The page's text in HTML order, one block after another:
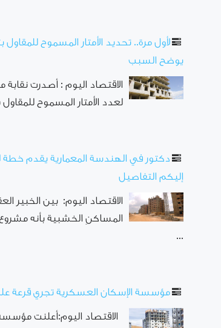
لأول مرة.. تحديد الأمتار المسموح
يوضح السبب
الاقتصاد اليوم : أصدرت
لعدد الأمتار المسموح
دكتور في الهندسة المعمارية يقدم
إليكم التفاصيل
الاقتصاد اليوم: بين الخبير
المساكنِ الخشبية بأنه
...
مؤسسة الإسكان العسكرية تجري قرعة علنية
الاقتصاد اليوم:أعلنت